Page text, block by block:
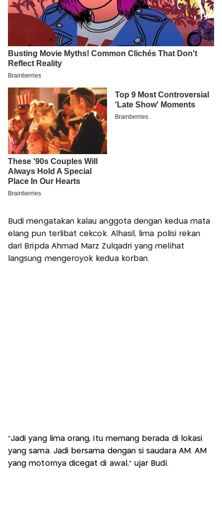
Budi mengatakan kalau anggota dengan kedua mata
elang pun terlibat cekcok. Alhasil, lima polisi rekan
dari Bripda Ahmad Marz Zulqadri yang melihat
langsung mengeroyok kedua korban.
“Jadi yang lima orang, itu memang berada di lokasi
yang sama. Jadi bersama dengan si saudara AM. AM
yang motornya dicegat di awal,” ujar Budi.